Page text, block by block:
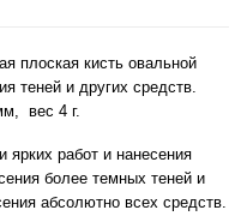
плоская кисть овальной
теней и других средств.
вес 4 г.
ярких работ и нанесения
более темных теней и
абсолютно всех средств.